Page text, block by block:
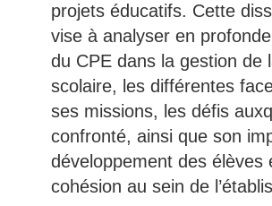
projets éducatifs. Cette
vise à analyser en
du CPE dans la gestion de
scolaire, les différentes
ses missions, les défis
confronté, ainsi que son
développement des élèves
cohésion au sein de